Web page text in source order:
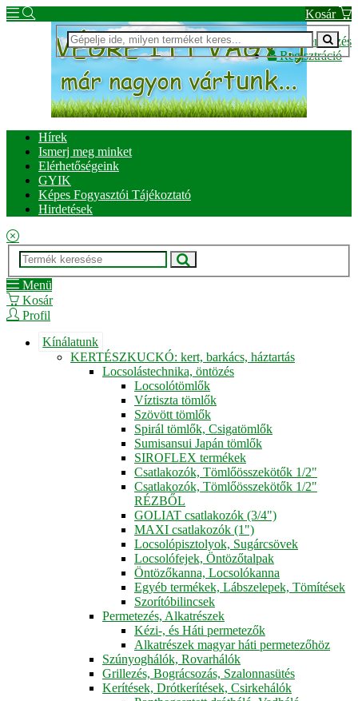
Kosár
Bejelentkezés
Regisztráció
Hírek
Ismerj meg minket
Elérhetőségeink
GYIK
Képes Fogyasztói Tájékoztató
Hirdetések
Menü
Kosár
Profil
Kínálatunk
KERTÉSZKUCKÓ: kert, barkács, háztartás
Locsolástechnika, öntözés
Locsolótömlők
Víztiszta tömlők
Szövött tömlők
Spirál tömlők, Csigatömlők
Sumisansui Japán tömlők
SIROFLEX termékek
Csatlakozók, Tömlőösszekötők 1/2"
Csatlakozók, Tömlőösszekötők 1/2"
RÉZBŐL
GOLIAT csatlakozók (3/4")
MAXI csatlakozók (1")
Locsolópisztolyok, Sugárcsövek
Locsolófejek, Öntözőtalpak
Öntözőkanna, Locsolókanna
Egyéb termékek, Lábszelepek, Tömítések
Szorítóbilincsek
Permetezés, Alkatrészek
Kézi-, és Háti permetezők
Alkatrészek magyar háti permetezőhöz
Szúnyoghálók, Rovarhálók
Grillezés, Bográcsozás, Szalonnasütés
Kerítések, Drótkerítések, Csirkehálók